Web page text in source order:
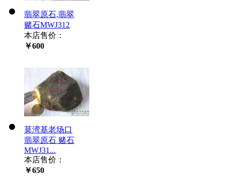
翡翠原石,翡翠
赌石MWJ312
本店售价：
￥600
莫湾基老场口
翡翠原石 赌石
MWJ31...
本店售价：
￥650